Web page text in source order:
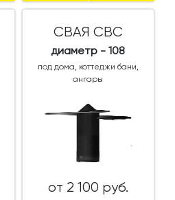
СВАЯ СВС
диаметр - 108
под дома, коттеджи бани,
ангары
от 2 100 руб.